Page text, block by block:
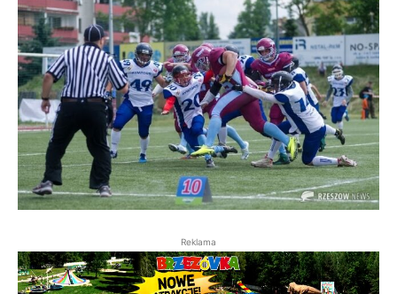
Reklama